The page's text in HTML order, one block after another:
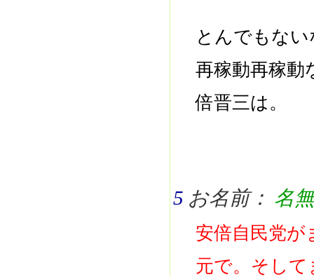
とんでもな
再稼動再稼動
倍晋三は。
5 お名前： 名
安倍自民党が
元で。そして